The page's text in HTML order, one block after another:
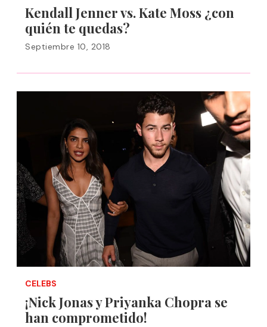
Kendall Jenner vs. Kate Moss ¿con
quién te quedas?
Septiembre 10, 2018
CELEBS
¡Nick Jonas y Priyanka Chopra se
han comprometido!